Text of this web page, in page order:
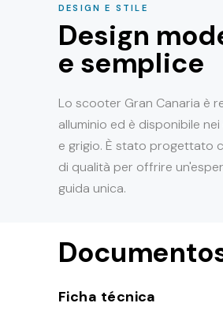
DESIGN E STILE
Design
e semplice
Lo scooter Gran Canaria è
alluminio ed è disponibile
e grigio. È stato progettato
di qualità per offrire
guida unica.
Ficha técnica